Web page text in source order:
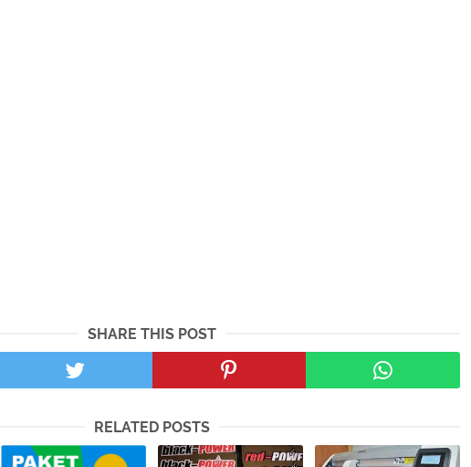
SHARE THIS POST
RELATED POSTS